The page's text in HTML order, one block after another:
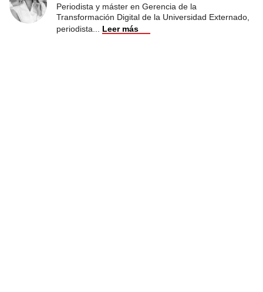
Periodista y máster en Gerencia de la
Transformación Digital de la Universidad Externado,
periodista
Leer más